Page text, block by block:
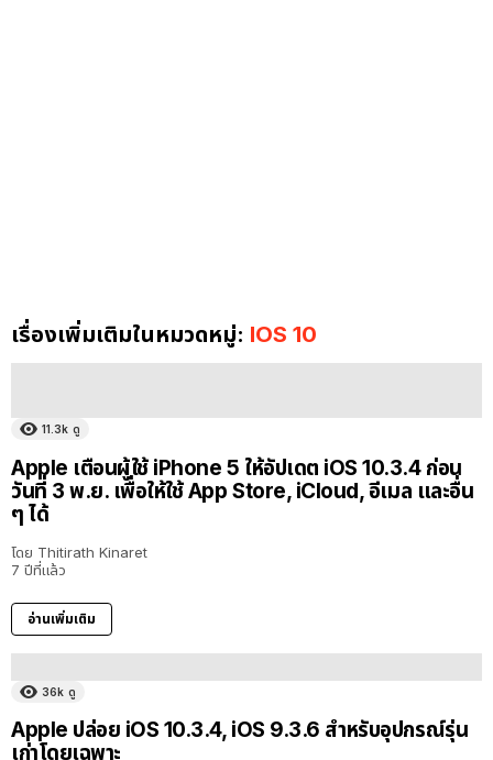
เรื่องเพิ่มเติมในหมวดหมู่: IOS 10
11.3k ดู
Apple เตือนผู้ใช้ iPhone 5 ให้อัปเดต iOS 10.3.4 ก่อน
วันที่ 3 พ.ย. เพื่อให้ใช้ App Store, iCloud, อีเมล และอื่น
ๆ ได้
โดย Thitirath Kinaret
7 ปีที่แล้ว
อ่านเพิ่มเติม
36k ดู
Apple ปล่อย iOS 10.3.4, iOS 9.3.6 สำหรับอุปกรณ์รุ่น
เก่าโดยเฉพาะ